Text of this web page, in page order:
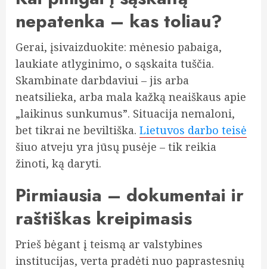
nepatenka – kas toliau?
Gerai, įsivaizduokite: mėnesio pabaiga,
laukiate atlyginimo, o sąskaita tuščia.
Skambinate darbdaviui – jis arba
neatsilieka, arba mala kažką neaiškaus apie
„laikinus sunkumus”. Situacija nemaloni,
bet tikrai ne beviltiška. Lietuvos darbo teisė
šiuo atveju yra jūsų pusėje – tik reikia
žinoti, ką daryti.
Pirmiausia – dokumentai ir
raštiškas kreipimasis
Prieš bėgant į teismą ar valstybines
institucijas, verta pradėti nuo paprastesnių